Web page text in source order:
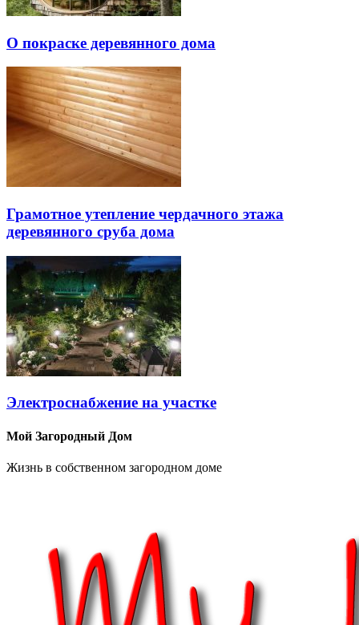
О покраске деревянного дома
Грамотное утепление чердачного этажа
деревянного сруба дома
Электроснабжение на участке
Мой Загородный Дом
Жизнь в собственном загородном доме